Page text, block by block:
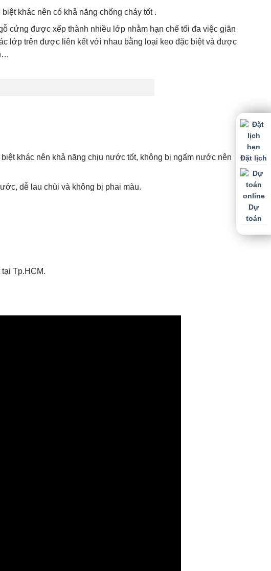
khác nên có khả năng chống cháy tốt .
cứng được xếp thành nhiều lớp nhằm hạn chế tối đa việc giãn
lớp trên được liên kết với nhau bằng loại keo đặc biệt và được
khác nên khả năng chịu nước tốt, không bị ngấm nước nên
dễ lau chùi và không bị phai màu.
Tp.HCM.
Đặt lịch
Dự
toán